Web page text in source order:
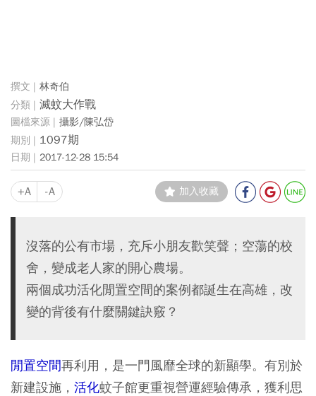
林奇伯
滅蚊大作戰
攝影/陳弘岱
1097期
2017-12-28 15:54
+A -A 加入收藏
沒落的公有市場，充斥小朋友歡笑聲；空蕩的校
舍，變成老人家的開心農場。
兩個成功活化閒置空間的案例都誕生在高雄，改
變的背後有什麼關鍵訣竅？
閒置空間再利用，是一門風靡全球的新顯學。有別於
新建設施， 活化蚊子館更重視營運經驗傳承，獲利思